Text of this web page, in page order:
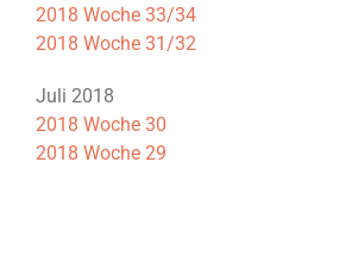
2018 Woche 33/34
2018 Woche 31/32
Juli 2018
2018 Woche 30
2018 Woche 29